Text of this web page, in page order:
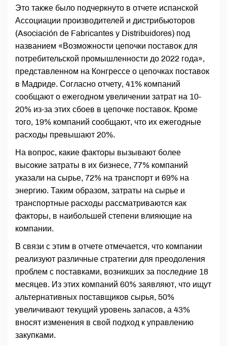
Это также было подчеркнуто в отчете испанской
Ассоциации производителей и дистрибьюторов
(Asociación de Fabricantes y Distribuidores) под
названием «Возможности цепочки поставок для
потребительской промышленности до 2022 года»,
представленном на Конгрессе о цепочках поставок
в Мадриде. Согласно отчету, 41% компаний
сообщают о ежегодном увеличении затрат на 10-
20% из-за этих сбоев в цепочке поставок. Кроме
того, 19% компаний сообщают, что их ежегодные
расходы превышают 20%.
На вопрос, какие факторы вызывают более
высокие затраты в их бизнесе, 77% компаний
указали на сырье, 72% на транспорт и 69% на
энергию. Таким образом, затраты на сырье и
транспортные расходы рассматриваются как
факторы, в наибольшей степени влияющие на
компании.
В связи с этим в отчете отмечается, что компании
реализуют различные стратегии для преодоления
проблем с поставками, возникших за последние 18
месяцев. Из этих компаний 60% заявляют, что ищут
альтернативных поставщиков сырья, 50%
увеличивают текущий уровень запасов, а 43%
вносят изменения в свой подход к управлению
закупками.